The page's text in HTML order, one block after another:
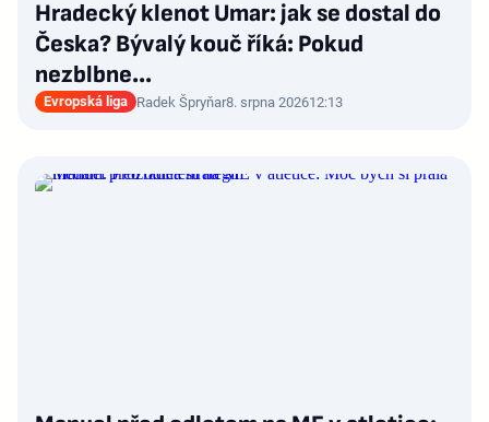
Hradecký klenot Umar: jak se dostal do
Česka? Bývalý kouč říká: Pokud
nezblbne...
Evropská liga Radek Špryňar8. srpna 202612:13